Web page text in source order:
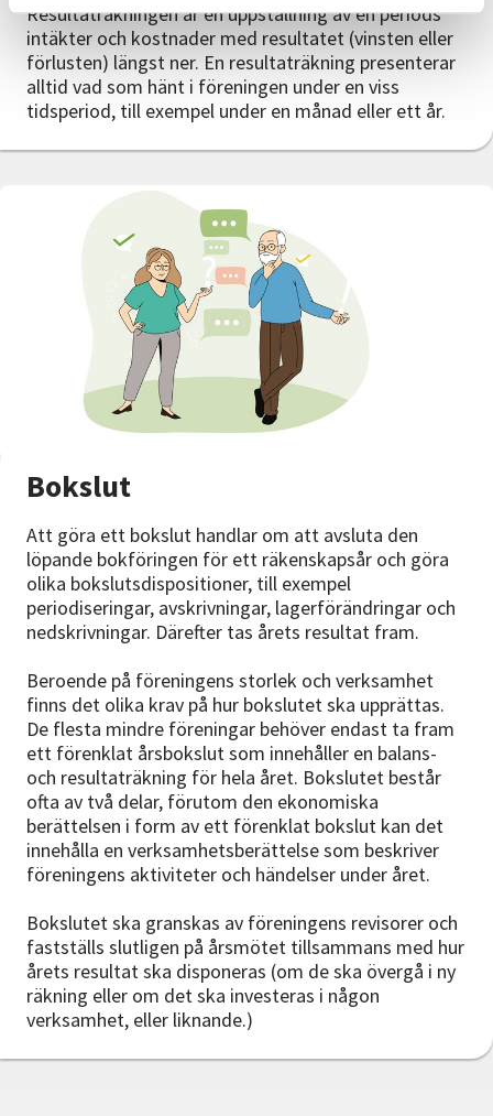
Resultaträkningen är en uppställning av en periods
intäkter och kostnader med resultatet (vinsten eller
förlusten) längst ner. En resultaträkning presenterar
alltid vad som hänt i föreningen under en viss
tidsperiod, till exempel under en månad eller ett år.
Bokslut
Att göra ett bokslut handlar om att avsluta den
löpande bokföringen för ett räkenskapsår och göra
olika bokslutsdispositioner, till exempel
periodiseringar, avskrivningar, lagerförändringar och
nedskrivningar. Därefter tas årets resultat fram.
Beroende på föreningens storlek och verksamhet
finns det olika krav på hur bokslutet ska upprättas.
De flesta mindre föreningar behöver endast ta fram
ett förenklat årsbokslut som innehåller en balans-
och resultaträkning för hela året. Bokslutet består
ofta av två delar, förutom den ekonomiska
berättelsen i form av ett förenklat bokslut kan det
innehålla en verksamhetsberättelse som beskriver
föreningens aktiviteter och händelser under året.
Bokslutet ska granskas av föreningens revisorer och
fastställs slutligen på årsmötet tillsammans med hur
årets resultat ska disponeras (om de ska övergå i ny
räkning eller om det ska investeras i någon
verksamhet, eller liknande.)